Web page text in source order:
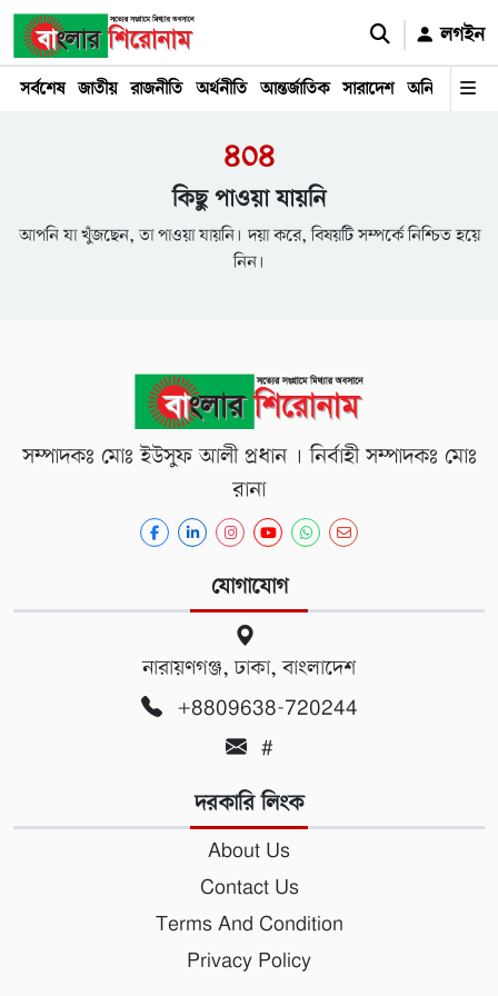
লগইন
সর্বশেষ জাতীয় রাজনীতি অর্থনীতি আন্তর্জাতিক সারাদেশ অনিয়ম
৪০৪
কিছু পাওয়া যায়নি
আপনি যা খুঁজছেন, তা পাওয়া যায়নি। দয়া করে, বিষয়টি সম্পর্কে নিশ্চিত হয়ে
নিন।
সম্পাদকঃ মোঃ ইউসুফ আলী প্রধান । নির্বাহী সম্পাদকঃ মোঃ
রানা
যোগাযোগ
নারায়ণগঞ্জ, ঢাকা, বাংলাদেশ
+8809638-720244
#
দরকারি লিংক
About Us
Contact Us
Terms And Condition
Privacy Policy